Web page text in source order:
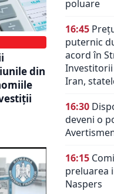
din
poluare
16:45
puternic
acord în
Iran,
16:30
deveni o
16:15
preluarea
Naspers